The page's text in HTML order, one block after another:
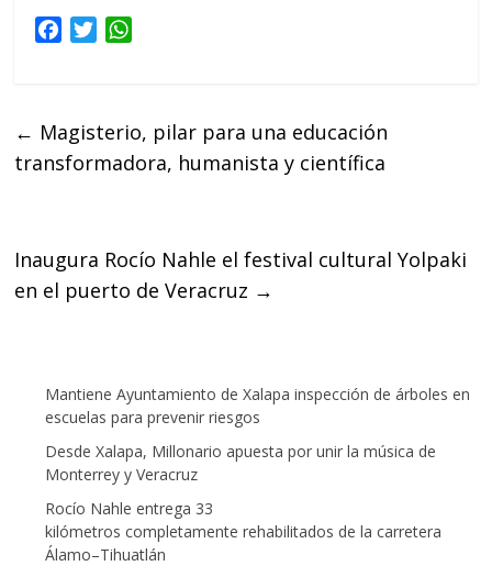
b
o
T
t
e
s
A
← Magisterio, pilar para una educación
transformadora, humanista y científica
Inaugura Rocío Nahle el festival cultural Yolpaki
en el puerto de Veracruz →
Mantiene Ayuntamiento de Xalapa inspección de árboles en
escuelas para prevenir riesgos
Desde Xalapa, Millonario apuesta por unir la música de
Monterrey y Veracruz
Rocío Nahle entrega 33
kilómetros completamente rehabilitados de la carretera
Álamo–Tihuatlán